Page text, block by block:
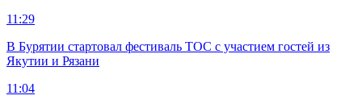
11:29
В Бурятии стартовал фестиваль ТОС с участием гостей из
Якутии и Рязани
11:04